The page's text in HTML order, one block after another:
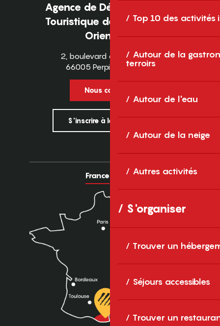
Top 10 des activités
Autour de la
terroirs
Autour de l'eau
Autour de la neige
Autres activités
S'organiser
Trouver un
Séjours accessibles
Trouver un
Agence de Développement
Touristique des Pyrénées-
Orientales
2, boulevard des Pyrénées
66005 Perpignan Cedex
Nous contacter
S'inscrire à la newsletter
France Europe